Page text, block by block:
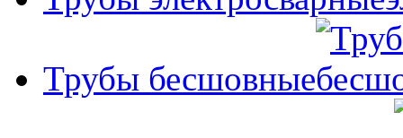
Трубы бесшовные